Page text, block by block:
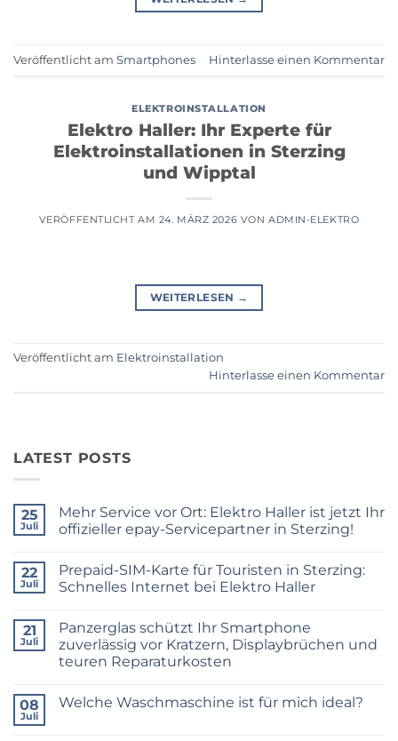
Veröffentlicht am Smartphones Hinterlasse einen Kommentar
ELEKTROINSTALLATION
Elektro Haller: Ihr Experte für
Elektroinstallationen in Sterzing
und Wipptal
VERÖFFENTLICHT AM 24. MÄRZ 2026 VON ADMIN-ELEKTRO
WEITERLESEN →
Veröffentlicht am Elektroinstallation
Hinterlasse einen Kommentar
LATEST POSTS
25
Juli
Mehr Service vor Ort: Elektro Haller ist jetzt Ihr
offizieller epay-Servicepartner in Sterzing!
zu
Mehr
Service
Elektro
Haller
ist
jetzt
epay-
Servicepartner
22
Juli
Prepaid-SIM-Karte für Touristen in Sterzing:
Schnelles Internet bei Elektro Haller
zu
Prepaid-
SIM-
Karte
in
Sterzing:
21
Juli
Panzerglas schützt Ihr Smartphone
zuverlässig vor Kratzern, Displaybrüchen und
teuren Reparaturkosten
zu
08
Juli
Welche Waschmaschine ist für mich ideal?